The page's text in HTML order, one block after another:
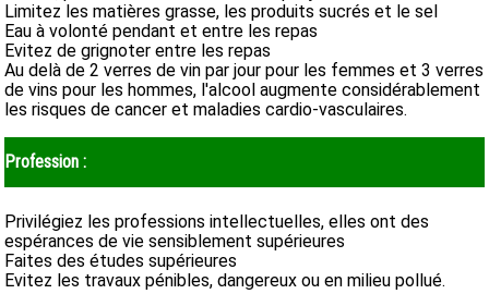
Limitez les matières grasse, les produits sucrés et le sel
Eau à volonté pendant et entre les repas
Evitez de grignoter entre les repas
Au delà de 2 verres de vin par jour pour les femmes et 3 verres
de vins pour les hommes, l'alcool augmente considérablement
les risques de cancer et maladies cardio-vasculaires.
Profession :
Privilégiez les professions intellectuelles, elles ont des
espérances de vie sensiblement supérieures
Faites des études supérieures
Evitez les travaux pénibles, dangereux ou en milieu pollué.